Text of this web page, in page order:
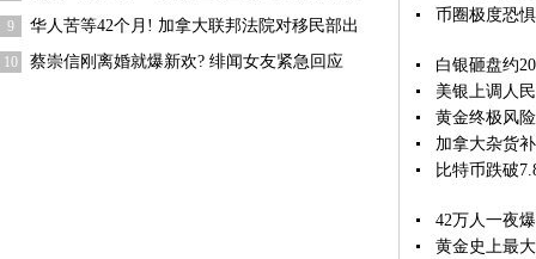
9 华人苦等42个月! 加拿大联邦法院对移民部出
10 蔡崇信刚离婚就爆新欢? 绯闻女友紧急回应
币圈极度恐
白银砸盘约
美银上调人
黄金终极风
加拿大杂货
比特币跌破
42万人一夜
黄金史上最